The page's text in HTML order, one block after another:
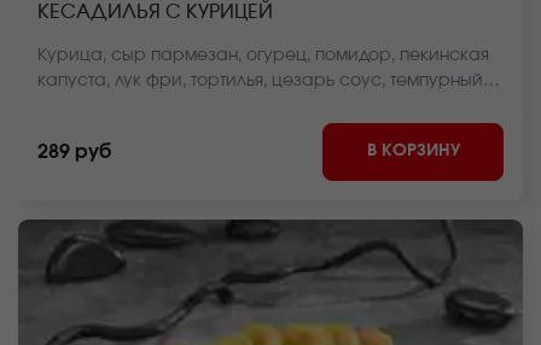
КЕСАДИЛЬЯ С КУРИЦЕЙ
Курица, сыр пармезан, огурец, помидор, пекинская
капуста, лук фри, тортилья, цезарь соус, темпурный
может отличаться от фото на сайте.
289 руб В КОРЗИНУ